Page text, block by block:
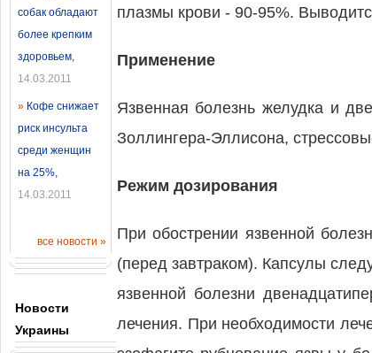
собак обладают
более крепким
здоровьем,
14.03.2011
» Кофе снижает
риск инсульта
среди женщин
на 25%,
14.03.2011
все новости »
Новости
Украины
плазмы крови - 90-95%.
Применение
Язвенная болезнь желудка и
Золлингера-Эллисона,
Режим дозирования
При обострении язвенной
(перед завтраком). Капсулы
язвенной болезни
лечения. При необходимости